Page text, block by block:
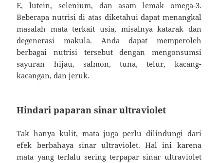
E, lutein, selenium, dan asam lemak omega-3.
Beberapa nutrisi di atas diketahui dapat menangkal
masalah mata terkait usia, misalnya katarak dan
degenerasi makula. Anda dapat memperoleh
berbagai nutrisi tersebut dengan mengonsumsi
sayuran hijau, salmon, tuna, telur, kacang-
kacangan, dan jeruk.
Hindari paparan sinar ultraviolet
Tak hanya kulit, mata juga perlu dilindungi dari
efek berbahaya sinar ultraviolet. Hal ini karena
mata yang terlalu sering terpapar sinar ultraviolet